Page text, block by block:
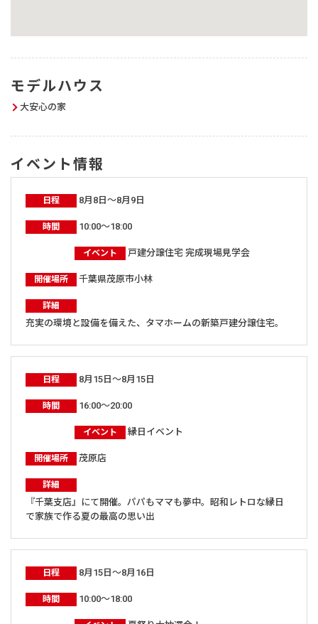
モデルハウス
大安心の家
イベント情報
日程 8月8日～8月9日
時間 10:00～18:00
イベント 戸建分譲住宅 完成現場見学会
開催場所 千葉県茂原市小林
詳細
充実の環境と設備を備えた、タマホームの新築戸建分譲住宅。
日程 8月15日～8月15日
時間 16:00～20:00
イベント 縁日イベント
開催場所 茂原店
詳細
『千葉支店』にて開催。パパもママも夢中。昭和レトロな縁日
で家族で作る夏の最高の思い出
日程 8月15日～8月16日
時間 10:00～18:00